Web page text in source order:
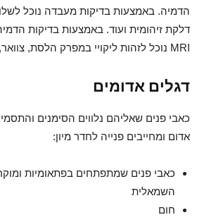
הדמיה. באמצעות בדיקות מעבדה נוכל
MRI נוכל לזהות ליקויי במפרק הלסת, צוואר, פגיעה מוחית ועוד.
דגלים אדומים
כאבי פנים שאליהם נלווים הסימנים
אדום ומחייבים פנייה לחדר מיון:
כאבי פנים שמתפתחים בפתאומיות
השמאלית
חום